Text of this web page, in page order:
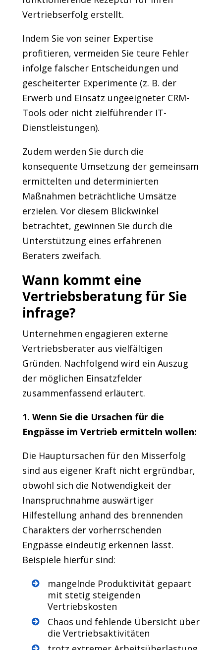
Vertriebserfolg erstellt.
Indem Sie von seiner Expertise
profitieren, vermeiden Sie teure Fehler
infolge falscher Entscheidungen und
gescheiterter Experimente (z. B. der
Erwerb und Einsatz ungeeigneter CRM-
Tools oder nicht zielführender IT-
Dienstleistungen).
Zudem werden Sie durch die
konsequente Umsetzung der gemeinsam
ermittelten und determinierten
Maßnahmen beträchtliche Umsätze
erzielen. Vor diesem Blickwinkel
betrachtet, gewinnen Sie durch die
Unterstützung eines erfahrenen
Beraters zweifach.
Wann kommt eine
Vertriebsberatung für Sie
infrage?
Unternehmen engagieren externe
Vertriebsberater aus vielfältigen
Gründen. Nachfolgend wird ein Auszug
der möglichen Einsatzfelder
zusammenfassend erläutert.
1. Wenn Sie die Ursachen für die
Engpässe im Vertrieb ermitteln wollen:
Die Hauptursachen für den Misserfolg
sind aus eigener Kraft nicht ergründbar,
obwohl sich die Notwendigkeit der
Inanspruchnahme auswärtiger
Hilfestellung anhand des brennenden
Charakters der vorherrschenden
Engpässe eindeutig erkennen lässt.
Beispiele hierfür sind:
mangelnde Produktivität gepaart
mit stetig steigenden
Vertriebskosten
Chaos und fehlende Übersicht über
die Vertriebsaktivitäten